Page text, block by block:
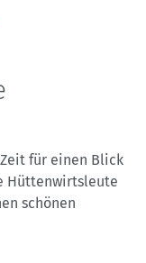
für einen Blick
Hüttenwirtsleute
schönen